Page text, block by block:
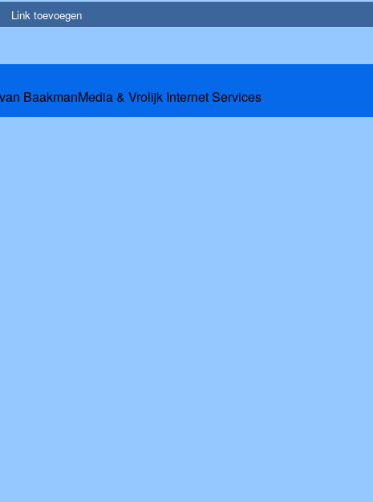
Link toevoegen
BaakmanMedia& Vrolijk Internet Services